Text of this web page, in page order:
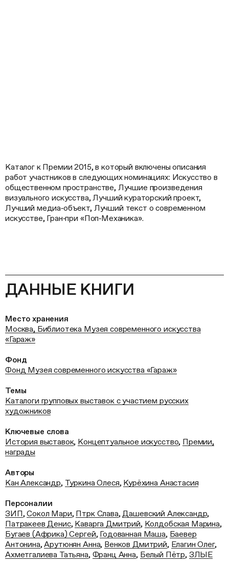
Каталог к Премии 2015, в который включены описания
работ участников в следующих номинациях: Искусство в
общественном пространстве, Лучшие произведения
визуального искусства, Лучший кураторский проект,
Лучший медиа‑объект, Лучший текст о современном
искусстве, Гран‑при «Поп‑Механика».
ДАННЫЕ КНИГИ
Место хранения
Москва, Библиотека Музея современного искусства
«Гараж»
Фонд
Фонд Музея современного искусства «Гараж»
Темы
Каталоги групповых выставок с участием русских
художников
Ключевые слова
История выставок, Концептуальное искусство, Премии,
награды
Авторы
Кан Александр, Туркина Олеся, Курёхина Анастасия
Персоналии
ЗИП,Сокол Мари, Птрк Слава,Дашевский Александр,
Патракеев Денис, Каварга Дмитрий, Колдобская Марина,
Бугаев (Африка) Сергей, Годованная Маша, Баевер
Антонина,Арутюнян Анна, Венков Дмитрий, Елагин Олег,
Ахметгалиева Татьяна, Франц Анна, Белый Пётр, ЗЛЫЕ